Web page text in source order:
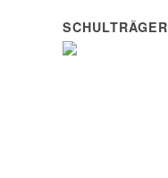
SCHULTRÄGER